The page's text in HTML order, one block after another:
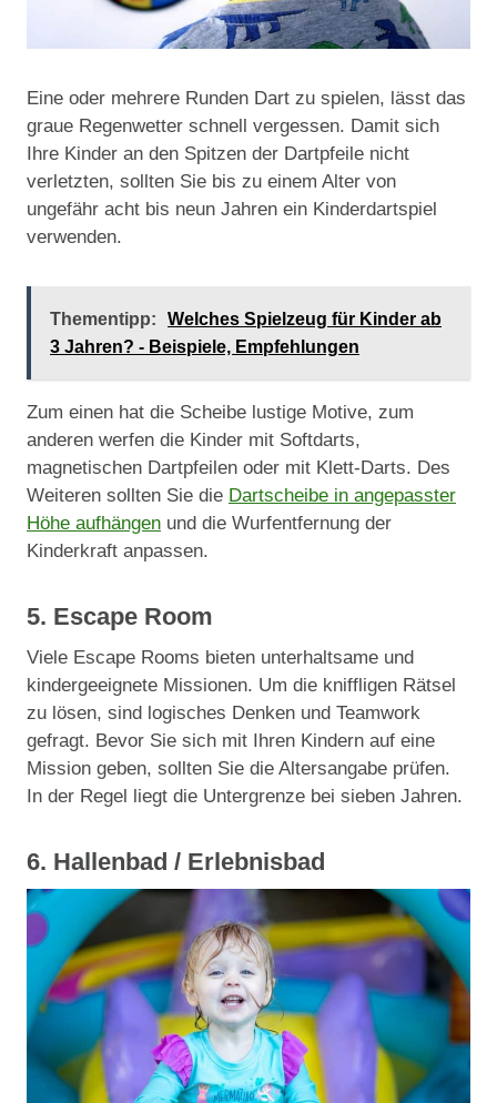
Eine oder mehrere Runden Dart zu spielen, lässt das
graue Regenwetter schnell vergessen. Damit sich
Ihre Kinder an den Spitzen der Dartpfeile nicht
verletzten, sollten Sie bis zu einem Alter von
ungefähr acht bis neun Jahren ein Kinderdartspiel
verwenden.
Thementipp:
Welches Spielzeug für Kinder ab
3 Jahren? - Beispiele, Empfehlungen
Zum einen hat die Scheibe lustige Motive, zum
anderen werfen die Kinder mit Softdarts,
magnetischen Dartpfeilen oder mit Klett-Darts. Des
Weiteren sollten Sie die Dartscheibe in angepasster
Höhe aufhängen und die Wurfentfernung der
Kinderkraft anpassen.
5. Escape Room
Viele Escape Rooms bieten unterhaltsame und
kindergeeignete Missionen. Um die kniffligen Rätsel
zu lösen, sind logisches Denken und Teamwork
gefragt. Bevor Sie sich mit Ihren Kindern auf eine
Mission geben, sollten Sie die Altersangabe prüfen.
In der Regel liegt die Untergrenze bei sieben Jahren.
6. Hallenbad / Erlebnisbad